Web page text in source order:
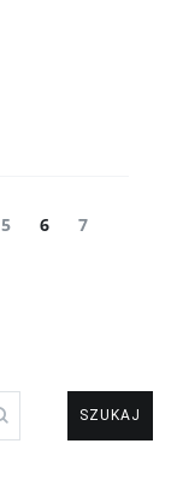
Page
5 Page
6 Page
7